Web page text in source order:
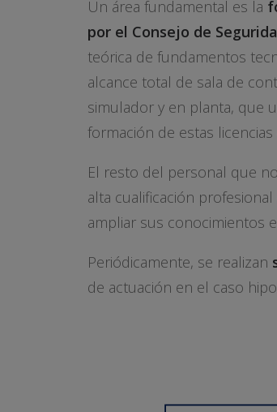
Un área fundamental es la
por el Consejo de
teórica de fundamentos
alcance total de sala de
simulador y en planta, que
formación de estas
El resto del personal que
alta cualificación
ampliar sus conocimientos
Periódicamente, se realizan
de actuación en el caso